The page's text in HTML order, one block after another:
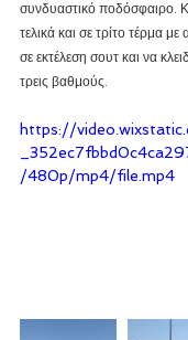
συνδυαστικό ποδόσφαιρο.
τελικά και σε τρίτο τέρμα
σε εκτέλεση σουτ και να
τρεις βαθμούς.
https://
/480p/mp4/file.mp4